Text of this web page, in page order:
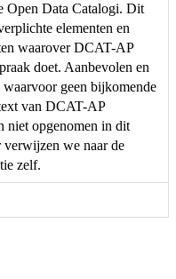
Open Data Catalogi. Dit
elementen en
waarover DCAT-AP
doet. Aanbevolen en
geen bijkomende
van DCAT-AP
niet opgenomen in dit
we naar de
zelf.